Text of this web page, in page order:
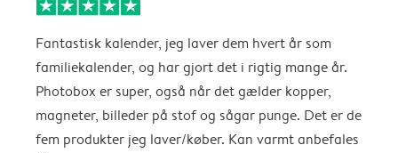
Fantastisk kalender, jeg laver dem hvert år som
familiekalender, og har gjort det i rigtig mange år.
Photobox er super, også når det gælder kopper,
magneter, billeder på stof og sågar punge. Det er de
fem produkter jeg laver/køber. Kan varmt anbefales